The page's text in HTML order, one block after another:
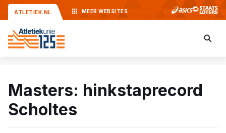
ATLETIEK.NL MEER WEBSITES
Masters: hinkstaprecord
Scholtes